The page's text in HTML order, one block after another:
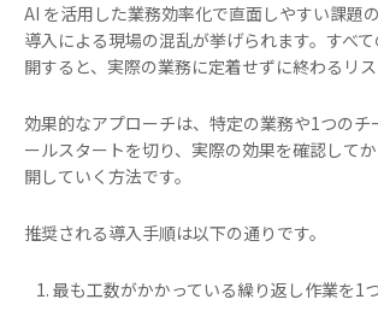
AI を活用した業務効率化で直面しやすい課題
導入による現場の混乱が挙げられます。すべ
開すると、実際の業務に定着せずに終わるリス
効果的なアプローチは、特定の業務や1つのチ
ールスタートを切り、実際の効果を確認して
開していく方法です。
推奨される導入手順は以下の通りです。
最も工数がかかっている繰り返し作業を1